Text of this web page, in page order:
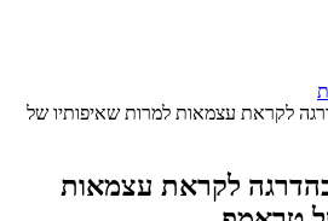
לקראת עצמאות למרות שאיפותיו של
בהדרגה לקראת עצמאות